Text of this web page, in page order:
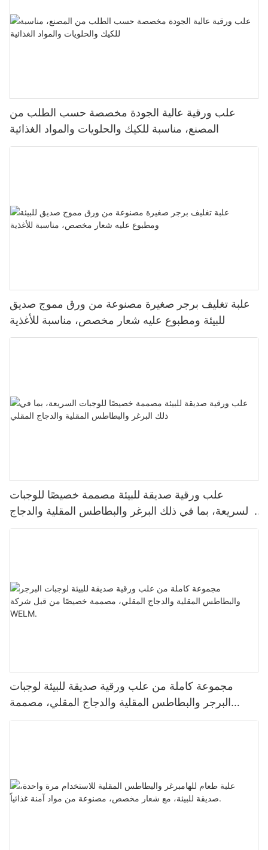
علب ورقية عالية الجودة مخصصة حسب الطلب من
المصنع، مناسبة للكيك والحلويات والمواد الغذائية
علبة تغليف برجر صغيرة مصنوعة من ورق مموج صديق
للبيئة ومطبوع عليه شعار مخصص، مناسبة للأغذية
علب ورقية صديقة للبيئة مصممة خصيصًا للوجبات
السريعة، بما في ذلك البرغر والبطاطس المقلية والدجاج
المقلي
مجموعة كاملة من علب ورقية صديقة للبيئة لوجبات
البرجر والبطاطس المقلية والدجاج المقلي، مصممة
خصيصًا من قبل شركة WELM.